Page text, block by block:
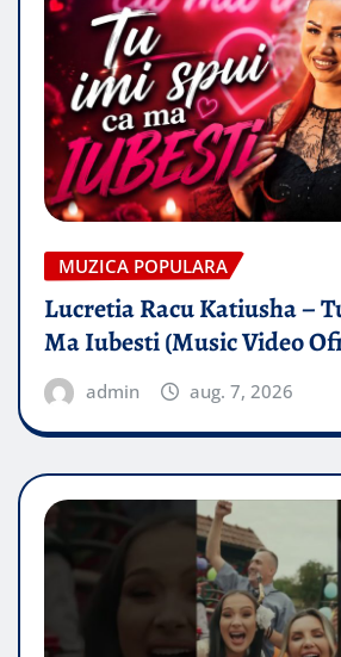
MUZICA POPULARA
Lucretia Racu Katiusha –
Ma Iubesti (Music Video
admin aug. 7, 2026